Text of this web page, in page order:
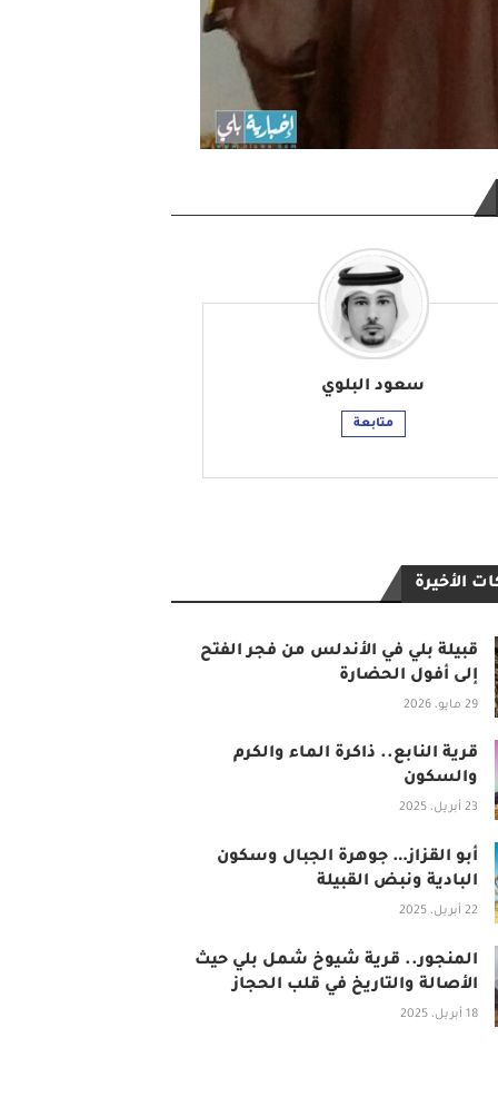
سعود البلوي
متابعة
الأخيرة
قبيلة بلي في الأندلس من فجر الفتح
إلى أفول الحضارة
29 مايو، 2026
قرية النابع.. ذاكرة الماء والكرم
والسكون
23 أبريل، 2025
أبو القزاز… جوهرة الجبال وسكون
البادية ونبض القبيلة
22 أبريل، 2025
المنجور.. قرية شيوخ شمل بلي حيث
الأصالة والتاريخ في قلب الحجاز
18 أبريل، 2025